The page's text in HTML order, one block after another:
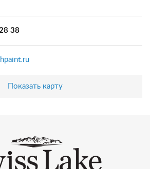
38
Показать карту